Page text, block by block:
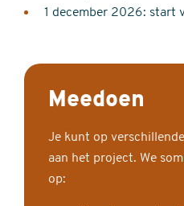
1 december 2026: start
Meedoen
Je kunt op
aan het project. We
op: